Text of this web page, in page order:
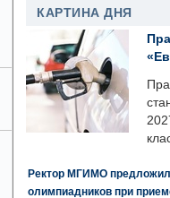
КАРТИНА ДНЯ
Ректор МГИМО
олимпиадников при